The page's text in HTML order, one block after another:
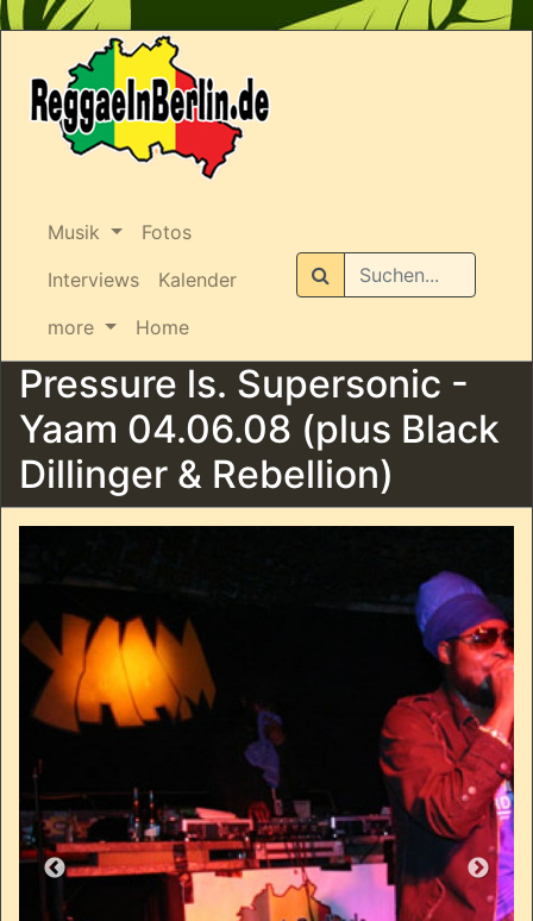
Musik
Fotos
Interviews
Kalender
more
Home
Suchen
Pressure ls. Supersonic -
Yaam 04.06.08 (plus Black
Dillinger & Rebellion)